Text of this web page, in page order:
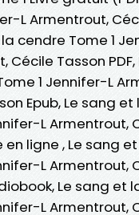
L Armentrout,
cendre Tome 1
Cécile Tasson
1 Jennifer-L
Epub, Le sang
L Armentrout,
en ligne , Le sang
L Armentrout,
Le sang et
L Armentrout,